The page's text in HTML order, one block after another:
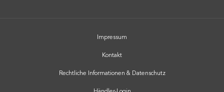
Impressum
Kontakt
Rechtliche Informationen & Datenschutz